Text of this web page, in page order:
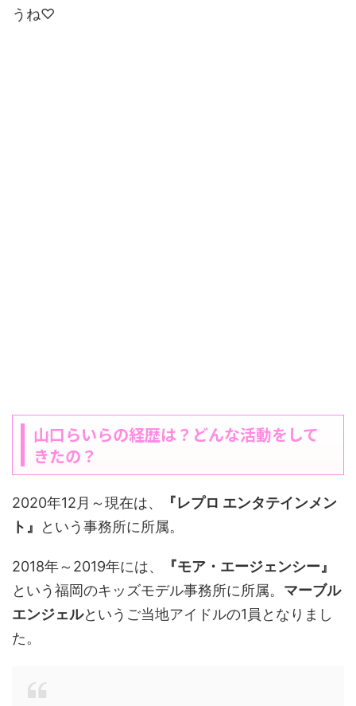
うね♡
山口らいらの経歴は？どんな活動をして
きたの？
2020年12月～現在は、
『レプロ エンタテインメン
ト』
という事務所に所属。
2018年～2019年には、
『モア・エージェンシー』
という福岡のキッズモデル事務所に所属。 マーブル
エンジェルというご当地アイドルの1員となりまし
た。